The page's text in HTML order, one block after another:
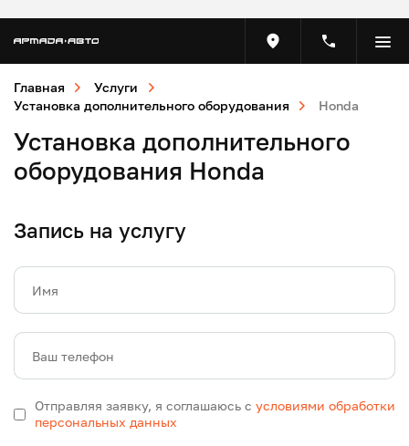
Главная
Услуги
Установка дополнительного оборудования
Honda
Установка дополнительного
оборудования Honda
Запись на услугу
Имя
Ваш телефон
Отправляя заявку, я соглашаюсь с условиями обработки
персональных данных